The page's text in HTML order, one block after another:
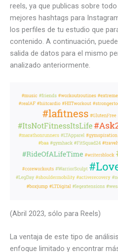
reels, ya que publicas sobre
mejores hashtags para
los perfiles de tu estudio que
contenido. A continuación,
salida de datos para el mismo
analizado anteriormente.
(Abril 2023, sólo para Reels)
La ventaja de este tipo de
enfoque limitado y encontrar